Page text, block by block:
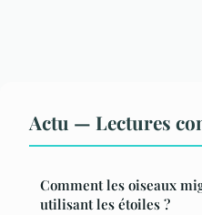
Actu — Lectures
Comment les oiseaux
utilisant les étoiles ?